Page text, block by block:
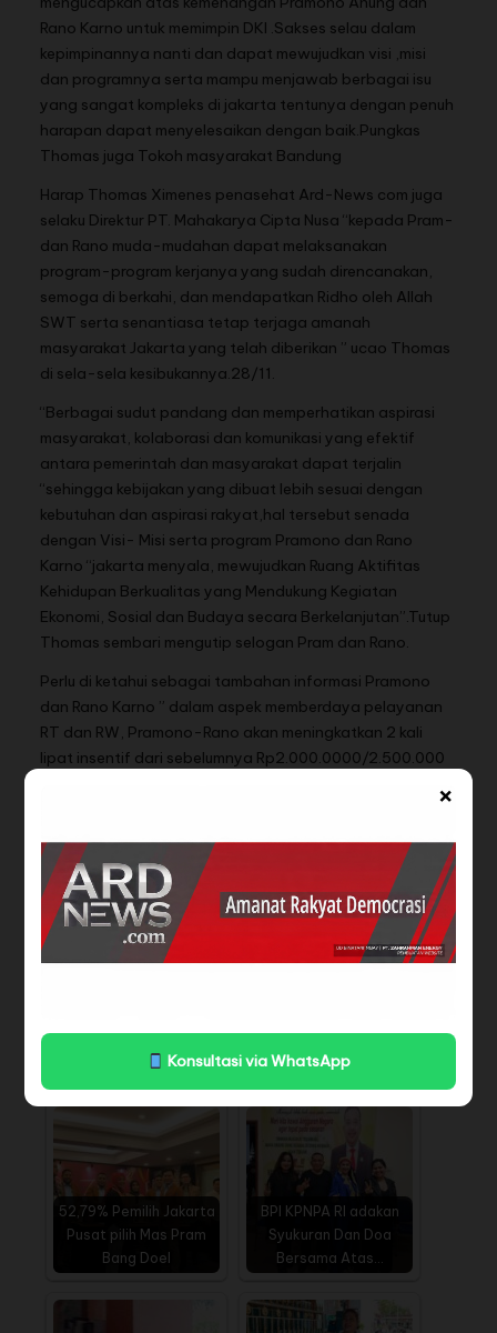
×
Konsultasi via WhatsApp
Rano Karno untuk memimpin DKI .Sakses selau dalam
kepimpinannya nanti dan dapat mewujudkan visi ,misi
dan programnya serta mampu menjawab berbagai isu
yang sangat kompleks di jakarta tentunya dengan penuh
harapan dapat menyelesaikan dengan baik.Pungkas
Thomas juga Tokoh masyarakat Bandung
Harap Thomas Ximenes penasehat Ard-News com juga
selaku Direktur PT. Mahakarya Cipta Nusa “kepada Pram-
dan Rano muda-mudahan dapat melaksanakan
program-program kerjanya yang sudah direncanakan,
semoga di berkahi, dan mendapatkan Ridho oleh Allah
SWT serta senantiasa tetap terjaga amanah
masyarakat Jakarta yang telah diberikan ” ucao Thomas
di sela-sela kesibukannya.28/11.
“Berbagai sudut pandang dan memperhatikan aspirasi
masyarakat, kolaborasi dan komunikasi yang efektif
antara pemerintah dan masyarakat dapat terjalin
“sehingga kebijakan yang dibuat lebih sesuai dengan
kebutuhan dan aspirasi rakyat,hal tersebut senada
dengan Visi- Misi serta program Pramono dan Rano
Karno “jakarta menyala, mewujudkan Ruang Aktifitas
Kehidupan Berkualitas yang Mendukung Kegiatan
Ekonomi, Sosial dan Budaya secara Berkelanjutan”.Tutup
Thomas sembari mengutip selogan Pram dan Rano.
Perlu di ketahui sebagai tambahan informasi Pramono
dan Rano Karno ” dalam aspek memberdaya pelayanan
RT dan RW, Pramono-Rano akan meningkatkan 2 kali
lipat insentif dari sebelumnya Rp2.000.0000/2.500.000
kerja nantinya.(ARD)
BACA JUGA
"DIBUNUH"…
Optimis Menang…
52,79% Pemilih Jakarta
Pusat pilih Mas Pram
Bang Doel
BPI KPNPA RI adakan
Syukuran Dan Doa
Bersama Atas…